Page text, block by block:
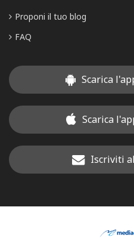
Proponi il tuo blog
FAQ
Scarica
Scarica
Iscriviti